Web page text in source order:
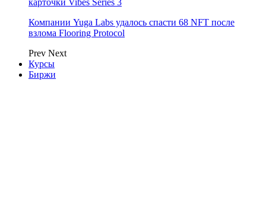
карточки Vibes Series 3
Компании Yuga Labs удалось спасти 68 NFT после
взлома Flooring Protocol
Prev Next
Курсы
Биржи